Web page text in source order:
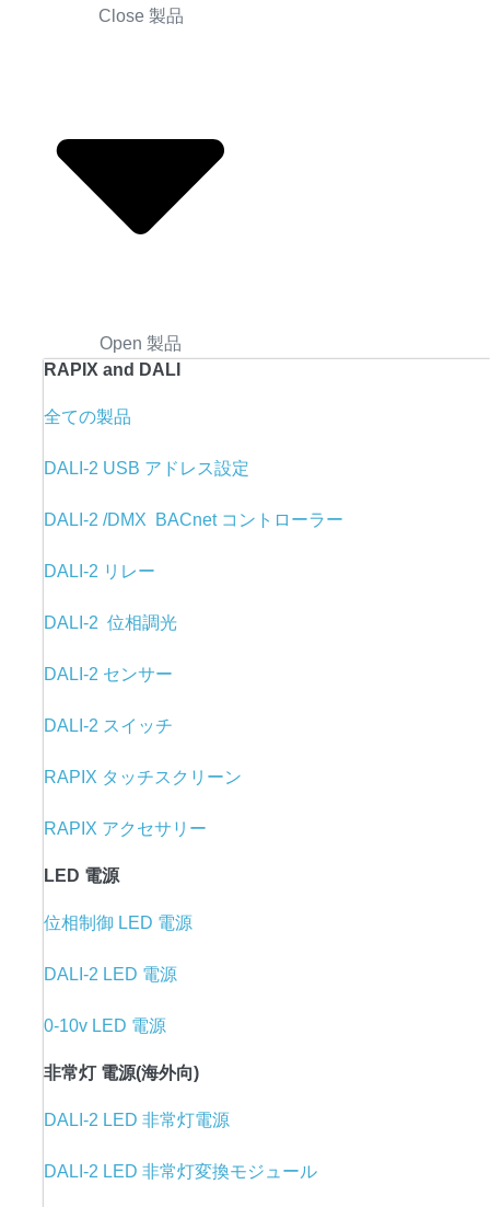
Close 製品
Open 製品
RAPIX and DALI
全ての製品
DALI-2 USB アドレス設定
DALI-2 /DMX BACnet コントローラー
DALI-2 リレー
DALI-2 位相調光
DALI-2 センサー
DALI-2 スイッチ
RAPIX タッチスクリーン
RAPIX アクセサリー
LED 電源
位相制御 LED 電源
DALI-2 LED 電源
0-10v LED 電源
非常灯 電源(海外向)
DALI-2 LED 非常灯電源
DALI-2 LED 非常灯変換モジュール